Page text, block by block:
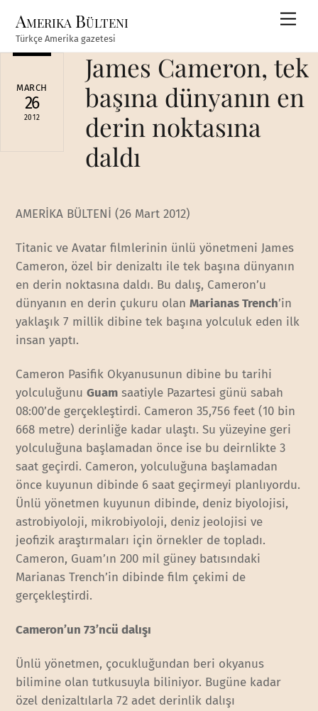
content
Amerika Bülteni
Türkçe Amerika gazetesi
MARCH
26
2012
James Cameron, tek
başına dünyanın en
derin noktasına
daldı
AMERİKA BÜLTENİ (26 Mart 2012)
Titanic ve Avatar filmlerinin ünlü yönetmeni James
Cameron, özel bir denizaltı ile tek başına dünyanın
en derin noktasına daldı. Bu dalış, Cameron’u
dünyanın en derin çukuru olanMarianas Trench’in
yaklaşık 7 millik dibine tek başına yolculuk eden ilk
insan yaptı.
Cameron Pasifik Okyanusunun dibine bu tarihi
yolculuğunuGuam saatiyle Pazartesi günü sabah
08:00’de gerçekleştirdi. Cameron 35,756 feet (10 bin
668 metre) derinliğe kadar ulaştı. Su yüzeyine geri
yolculuğuna başlamadan önce ise bu deirnlikte 3
saat geçirdi. Cameron, yolculuğuna başlamadan
önce kuyunun dibinde 6 saat geçirmeyi planlıyordu.
Ünlü yönetmen kuyunun dibinde, deniz biyolojisi,
astrobiyoloji, mikrobiyoloji, deniz jeolojisi ve
jeofizik araştırmaları için örnekler de topladı.
Cameron, Guam’ın 200 mil güney batısındaki
Marianas Trench’in dibinde film çekimi de
gerçekleştirdi.
Cameron’un 73’ncü dalışı
Ünlü yönetmen, çocukluğundan beri okyanus
bilimine olan tutkusuyla biliniyor. Bugüne kadar
özel denizaltılarla 72 adet derinlik dalışı